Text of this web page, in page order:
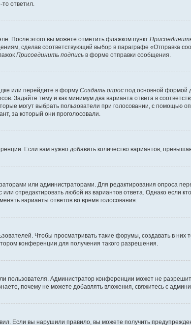
ответил.
После этого вы можете отметить флажком пункт
сделав соответствующий выбор в параграфе «Отправка
Присоединить подпись в форме отправки сообщения.
или перейдите в форму Создать опрос под основной формой
Задайте тему и как минимум два варианта ответа в
могут выбрать пользователи при голосовании, с помощью
за который они проголосовали.
Если вам нужно добавить количество вариантов,
или администраторами. Для редактирования опроса
отредактировать любой из вариантов ответа. Однако если
варианты ответов во время голосования.
Чтобы просматривать такие форумы, создавать в них
конференции для получения такого разрешения.
пользователя. Администратор конференции может не
почему не можете добавлять вложения, свяжитесь с
Если вы нарушили правило, вы можете получить